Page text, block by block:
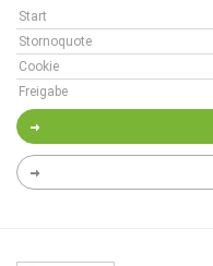
Start
Stornoquote
Cookie
Freigabe